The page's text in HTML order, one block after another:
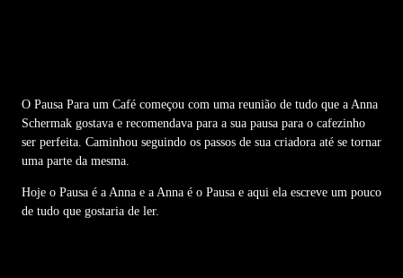
O Pausa Para um Café começou com uma reunião de tudo que a Anna
Schermak gostava e recomendava para a sua pausa para o cafezinho
ser perfeita. Caminhou seguindo os passos de sua criadora até se tornar
uma parte da mesma.
Hoje o Pausa é a Anna e a Anna é o Pausa e aqui ela escreve um pouco
de tudo que gostaria de ler.